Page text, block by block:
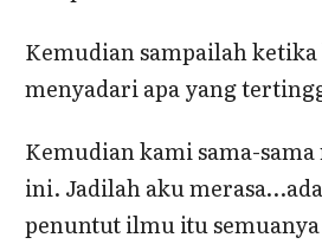
Kemudian sampailah
menyadari apa yang
Kemudian kami sama-
ini. Jadilah aku
penuntut ilmu itu